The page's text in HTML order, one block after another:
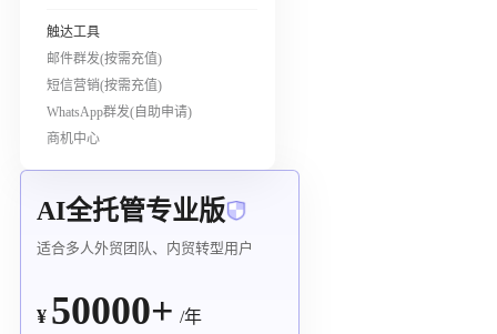
触达工具
邮件群发(按需充值)
短信营销(按需充值)
WhatsApp群发(自助申请)
商机中心
AI全托管专业版
适合多人外贸团队、内贸转型用户
¥ 50000+ /年